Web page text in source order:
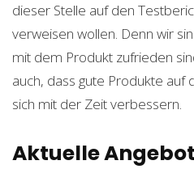
dieser Stelle auf den
verweisen wollen. Denn wir
mit dem Produkt zufrieden
auch, dass gute Produkte
sich mit der Zeit verbessern.
Aktuelle